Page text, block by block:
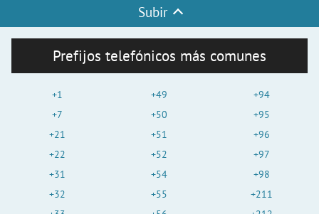
Subir
Prefijos telefónicos más comunes
+1
+7
+21
+22
+31
+32
+49
+50
+51
+52
+54
+55
+94
+95
+96
+97
+98
+211